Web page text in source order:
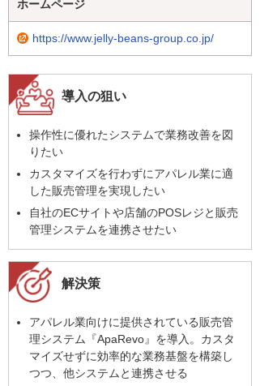
ホームページ
https://www.jelly-beans-group.co.jp/
導入の狙い
操作性に優れたシステムで業務改善を図
りたい
カスタマイズを行わずにアパレル業に適
した販売管理を実現したい
自社のECサイトや店舗のPOSレジと販売
管理システムを連携させたい
解決策
アパレル業向けに提供されている販売管
理システム『ApaRevo』を導入。カスタ
マイズせずに効率的な業務基盤を構築し
つつ、他システムと連携させる